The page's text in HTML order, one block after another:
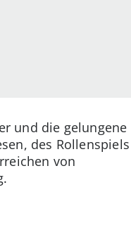
und die gelungene
des Rollenspiels
von